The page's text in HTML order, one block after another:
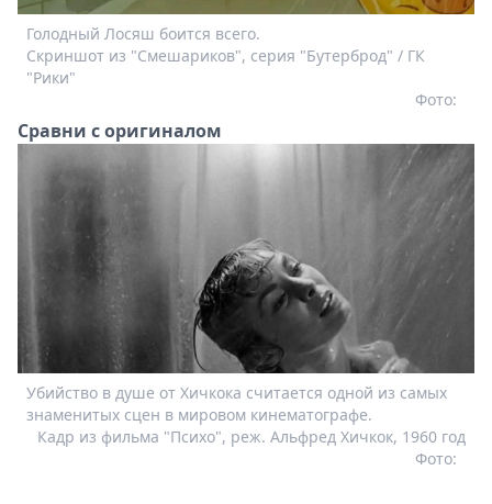
Голодный Лосяш боится всего.
Скриншот из "Смешариков", серия "Бутерброд" / ГК
"Рики"
Фото:
Сравни с оригиналом
Убийство в душе от Хичкока считается одной из самых
знаменитых сцен в мировом кинематографе.
Кадр из фильма "Психо", реж. Альфред Хичкок, 1960 год
Фото: